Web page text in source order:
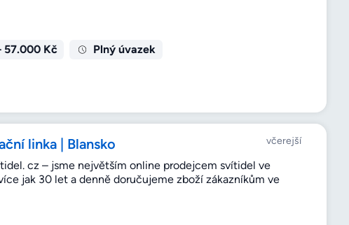
57.000 Kč Plný úvazek
linka | Blansko včerejší
cz – jsme největším online prodejcem svítidel ve
jak 30 let a denně doručujeme zboží zákazníkům ve